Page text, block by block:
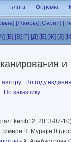
Блоги Форумы
[Жанры] [Серии]
[Б] [В] [Г] [Д] [Е] [Ж] [З]
и
автору
По году издания
По заказчику
kerch12, 2013-07-10)
Тимери Н. Мурари 0